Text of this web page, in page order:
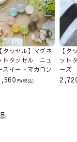
【タッセル】マグネ
トタッセル ニュ
スイートマカロン
(税込)
【タ
ット
ーズ